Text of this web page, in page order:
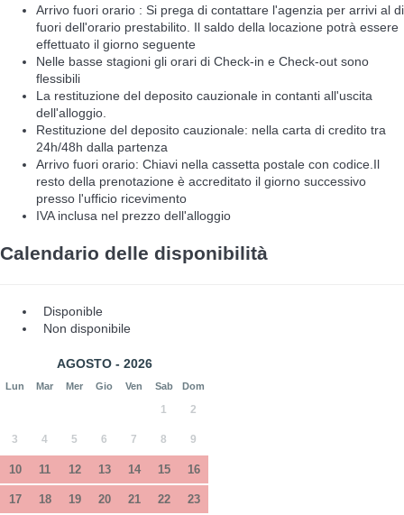
Arrivo fuori orario : Si prega di contattare l'agenzia per arrivi al di
fuori dell'orario prestabilito. Il saldo della locazione potrà essere
effettuato il giorno seguente
Nelle basse stagioni gli orari di Check-in e Check-out sono
flessibili
La restituzione del deposito cauzionale in contanti all'uscita
dell'alloggio.
Restituzione del deposito cauzionale: nella carta di credito tra
24h/48h dalla partenza
Arrivo fuori orario: Chiavi nella cassetta postale con codice.Il
resto della prenotazione è accreditato il giorno successivo
presso l'ufficio ricevimento
IVA inclusa nel prezzo dell'alloggio
Calendario delle disponibilità
Disponible
Non disponibile
AGOSTO - 2026
Lun Mar Mer Gio Ven Sab Dom
1 2
3 4 5 6 7 8 9
10 11 12 13 14 15 16
17 18 19 20 21 22 23